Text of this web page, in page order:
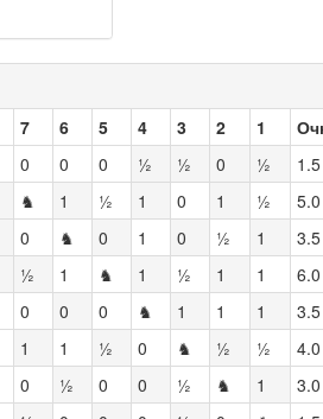
7 6 5 4 3 2 1
0 0 0 ½ ½ 0 ½ 1.5
♞ 1 ½ 1 0 1 ½ 5.0
0 ♞ 0 1 0 ½ 1 3.5
½ 1 ♞ 1 ½ 1 1 6.0
0 0 0 ♞ 1 1 1 3.5
1 1 ½ 0 ♞ ½ ½ 4.0
0 ½ 0 0 ½ ♞ 1 3.0